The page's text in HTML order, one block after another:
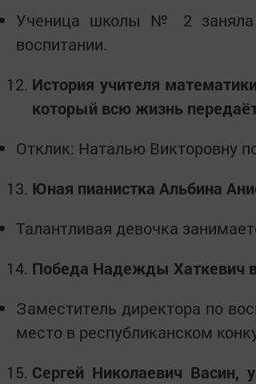
Ученица школы № 2 заняла
воспитании.
История учителя
который всю жизнь
Отклик: Наталью Викторовну
Юная пианистка Альбина
Талантливая девочка
Победа Надежды Хаткевич в
Заместитель директора по
место в республиканском
Сергей Николаевич